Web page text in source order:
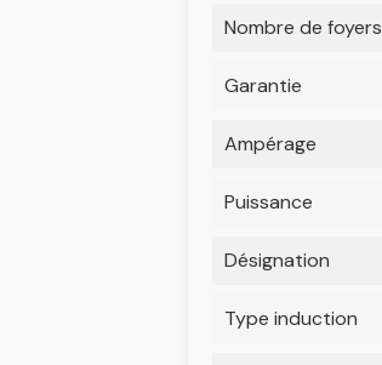
Nombre de foyers
Garantie
Ampérage
Puissance
Désignation
Type induction